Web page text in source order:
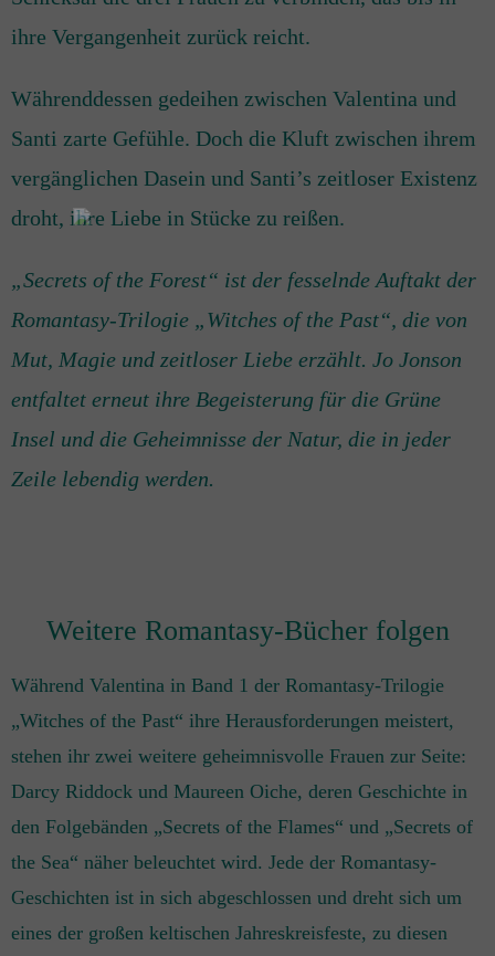
ihre Vergangenheit zurück reicht.
Währenddessen gedeihen zwischen Valentina und
Santi zarte Gefühle. Doch die Kluft zwischen ihrem
vergänglichen Dasein und Santi’s zeitloser Existenz
droht, ihre Liebe in Stücke zu reißen.
„Secrets of the Forest“ ist der fesselnde Auftakt der
Romantasy-Trilogie „Witches of the Past“, die von
Mut, Magie und zeitloser Liebe erzählt. Jo Jonson
entfaltet erneut ihre Begeisterung für die Grüne
Insel und die Geheimnisse der Natur, die in jeder
Zeile lebendig werden.
Weitere Romantasy-Bücher folgen
Während Valentina in Band 1 der Romantasy-Trilogie
„Witches of the Past“ ihre Herausforderungen meistert,
stehen ihr zwei weitere geheimnisvolle Frauen zur Seite:
Darcy Riddock und Maureen Oiche, deren Geschichte in
den Folgebänden „Secrets of the Flames“ und „Secrets of
the Sea“ näher beleuchtet wird. Jede der Romantasy-
Geschichten ist in sich abgeschlossen und dreht sich um
eines der großen keltischen Jahreskreisfeste, zu diesen